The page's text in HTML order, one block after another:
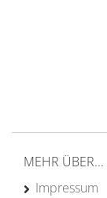
MEHR ÜBER...
Impressum